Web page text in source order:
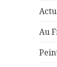
Au